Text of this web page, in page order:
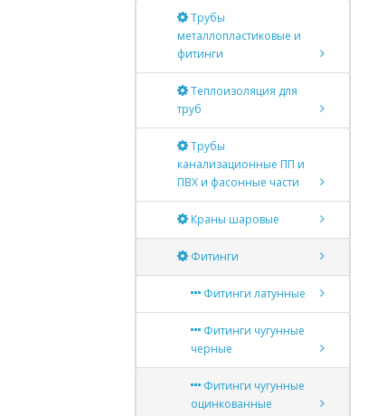
Трубы
металлопластиковые и
фитинги
Теплоизоляция для
труб
Трубы
канализационные ПП и
ПВХ и фасонные части
Краны шаровые
Фитинги
Фитинги латунные
Фитинги чугунные
черные
Фитинги чугунные
оцинкованные